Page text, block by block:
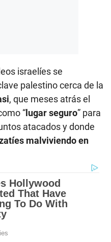
israelíes se
palestino cerca de la
, que meses atrás el
“lugar seguro” para
atacados y donde
malviviendo en